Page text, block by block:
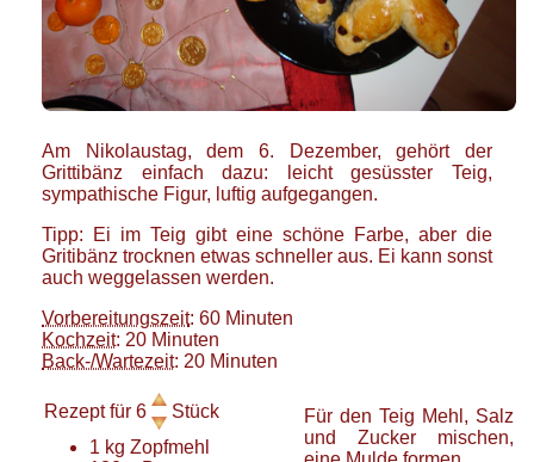
Am Nikolaustag, dem 6. Dezember, gehört der
Grittibänz einfach dazu: leicht gesüsster Teig,
sympathische Figur, luftig aufgegangen.
Tipp: Ei im Teig gibt eine schöne Farbe, aber die
Gritibänz trocknen etwas schneller aus. Ei kann sonst
auch weggelassen werden.
Vorbereitungszeit: 60 Minuten
Kochzeit: 20 Minuten
Back-/Wartezeit: 20 Minuten
Rezept für 6
Stück
1 kg Zopfmehl
Für den Teig Mehl, Salz
und Zucker mischen,